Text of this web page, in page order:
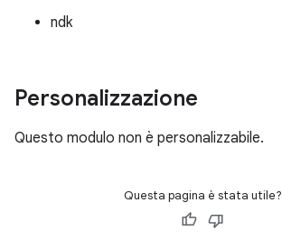
ndk
Personalizzazione
Questo modulo non è personalizzabile.
Questa pagina è stata utile?